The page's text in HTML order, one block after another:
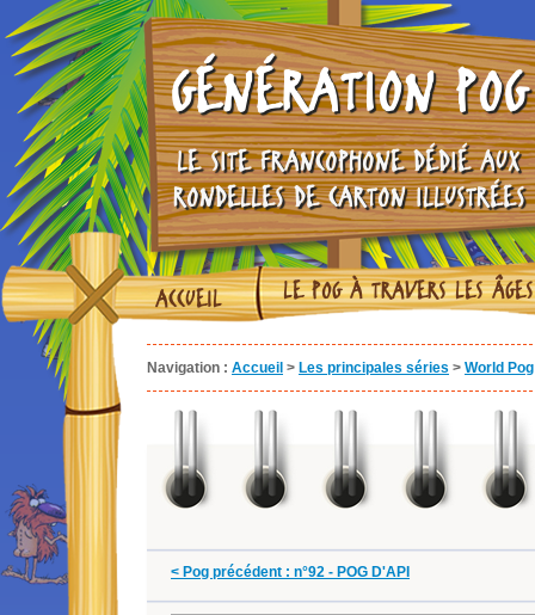
GÉNÉRATION POG
LE SITE FRANCOPHONE DÉDIÉ AUX
RONDELLES DE CARTON ILLUSTRÉES
ACCUEIL LE POG À TRAVERS LES ÂGES
Navigation : Accueil > Les principales séries > World
< Pog précédent : n°92 - POG D'API